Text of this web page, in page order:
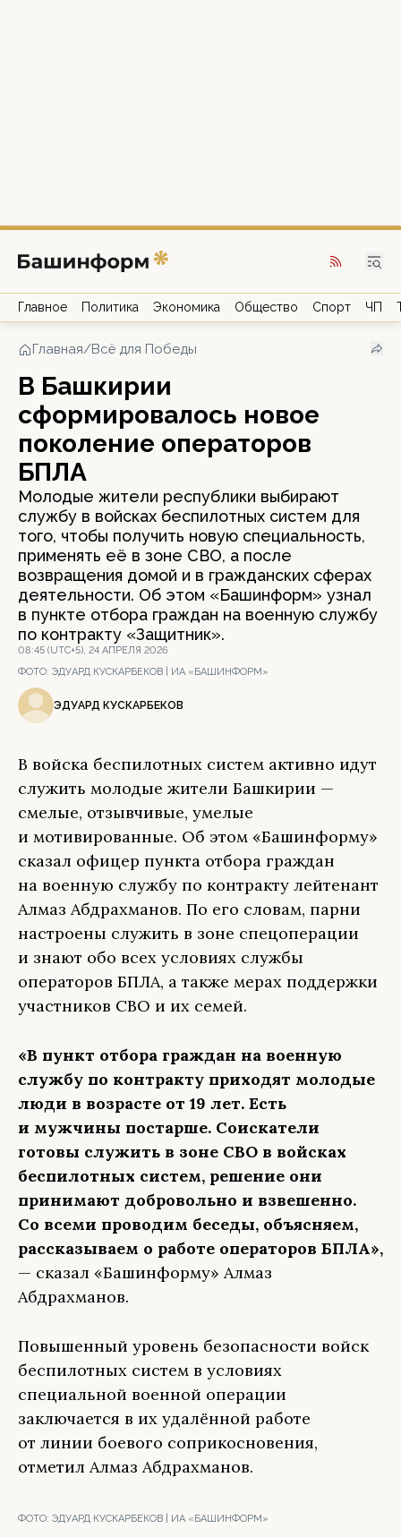
Главное Политика Экономика Общество Спорт ЧП
Главная/Всё для Победы
В Башкирии
сформировалось новое
поколение операторов
БПЛА
Молодые жители республики выбирают
службу в войсках беспилотных систем для
того, чтобы получить новую специальность,
применять её в зоне СВО, а после
возвращения домой и в гражданских сферах
деятельности. Об этом «Башинформ» узнал
в пункте отбора граждан на военную службу
по контракту «Защитник».
08:45 (UTC+5), 24 АПРЕЛЯ 2026
ФОТО: ЭДУАРД КУСКАРБЕКОВ | ИА «БАШИНФОРМ»
ЭДУАРД КУСКАРБЕКОВ
В войска беспилотных систем активно идут
служить молодые жители Башкирии —
смелые, отзывчивые, умелые
и мотивированные. Об этом «Башинформу»
сказал офицер пункта отбора граждан
на военную службу по контракту лейтенант
Алмаз Абдрахманов. По его словам, парни
настроены служить в зоне спецоперации
и знают обо всех условиях службы
операторов БПЛА, а также мерах поддержки
участников СВО и их семей.
«В пункт отбора граждан на военную
службу по контракту приходят молодые
люди в возрасте от 19 лет. Есть
и мужчины постарше. Соискатели
готовы служить в зоне СВО в войсках
беспилотных систем, решение они
принимают добровольно и взвешенно.
Со всеми проводим беседы, объясняем,
рассказываем о работе операторов БПЛА»,
— сказал «Башинформу» Алмаз
Абдрахманов.
Повышенный уровень безопасности войск
беспилотных систем в условиях
специальной военной операции
заключается в их удалённой работе
от линии боевого соприкосновения,
отметил Алмаз Абдрахманов.
ФОТО: ЭДУАРД КУСКАРБЕКОВ | ИА «БАШИНФОРМ»